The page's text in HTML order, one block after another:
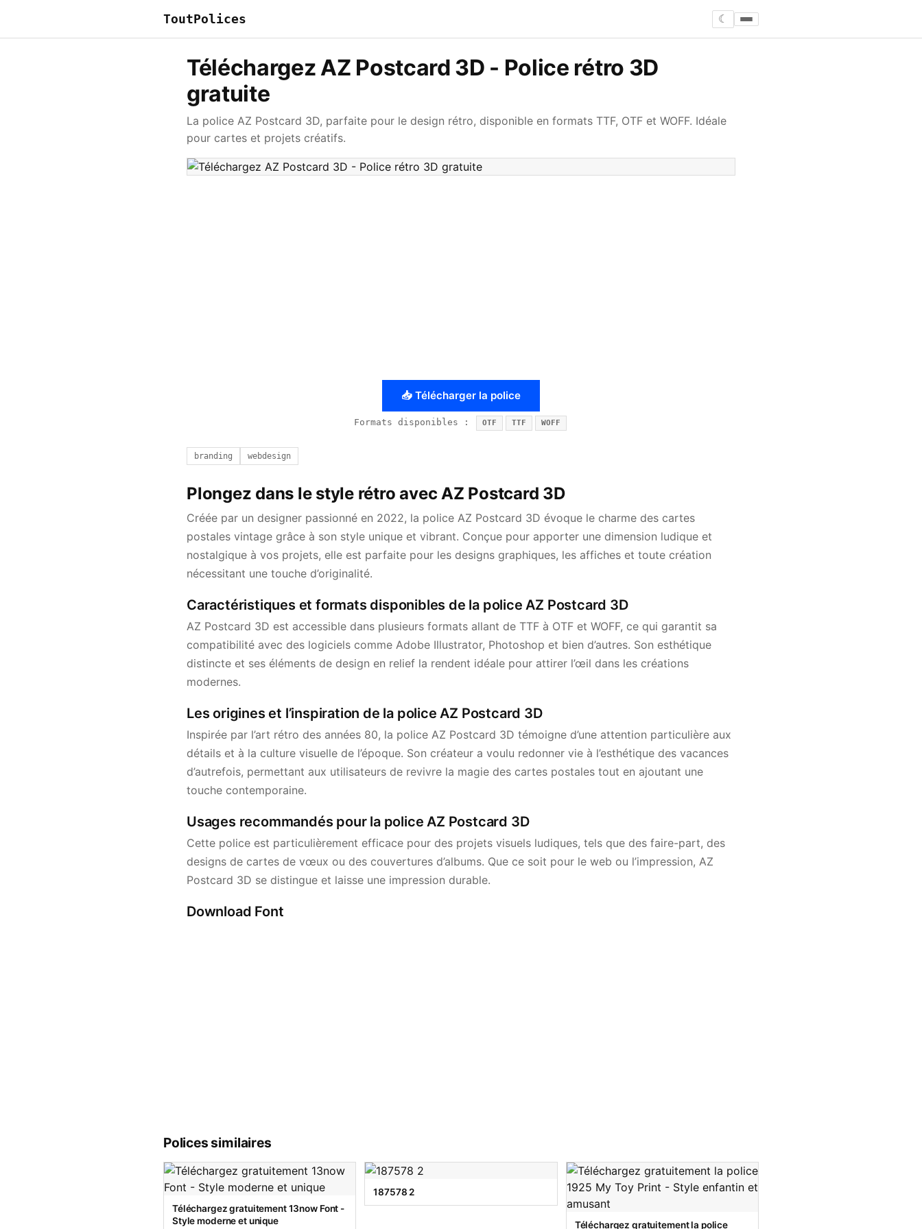
ToutPolices ☾
Téléchargez AZ Postcard 3D - Police rétro 3D
gratuite
La police AZ Postcard 3D, parfaite pour le design rétro, disponible en formats TTF, OTF et WOFF. Idéale
pour cartes et projets créatifs.
📥 Télécharger la police
Formats disponibles : OTF TTF WOFF
branding webdesign
Plongez dans le style rétro avec AZ Postcard 3D
Créée par un designer passionné en 2022, la police AZ Postcard 3D évoque le charme des cartes
postales vintage grâce à son style unique et vibrant. Conçue pour apporter une dimension ludique et
nostalgique à vos projets, elle est parfaite pour les designs graphiques, les affiches et toute création
nécessitant une touche d’originalité.
Caractéristiques et formats disponibles de la police AZ Postcard 3D
AZ Postcard 3D est accessible dans plusieurs formats allant de TTF à OTF et WOFF, ce qui garantit sa
compatibilité avec des logiciels comme Adobe Illustrator, Photoshop et bien d’autres. Son esthétique
distincte et ses éléments de design en relief la rendent idéale pour attirer l’œil dans les créations
modernes.
Les origines et l’inspiration de la police AZ Postcard 3D
Inspirée par l’art rétro des années 80, la police AZ Postcard 3D témoigne d’une attention particulière aux
détails et à la culture visuelle de l’époque. Son créateur a voulu redonner vie à l’esthétique des vacances
d’autrefois, permettant aux utilisateurs de revivre la magie des cartes postales tout en ajoutant une
touche contemporaine.
Usages recommandés pour la police AZ Postcard 3D
Cette police est particulièrement efficace pour des projets visuels ludiques, tels que des faire-part, des
designs de cartes de vœux ou des couvertures d’albums. Que ce soit pour le web ou l’impression, AZ
Postcard 3D se distingue et laisse une impression durable.
Download Font
Polices similaires
Téléchargez gratuitement 13now Font -
Style moderne et unique
187578 2
Téléchargez gratuitement la police